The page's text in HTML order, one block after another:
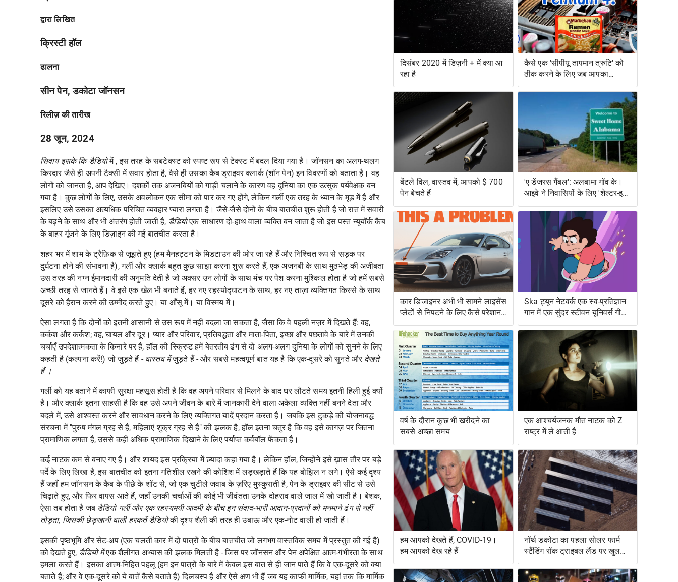
द्वारा लिखित
क्रिस्टी हॉल
ढालना
सीन पेन, डकोटा जॉनसन
रिलीज़ की तारीख
28 जून, 2024
सिवाय इसके कि डैडियोमें , इस तरह के सबटेक्स्ट को स्पष्ट रूप से टेक्स्ट में बदल दिया गया है। जॉनसन का अलग-थलग
किरदार जैसे ही अपनी टैक्सी में सवार होता है, वैसे ही उसका कैब ड्राइवर क्लार्क (शॉन पेन) इन विवरणों को बताता है। वह
लोगों को जानता है, आप देखिए। दशकों तक अजनबियों को गाड़ी चलाने के कारण वह दुनिया का एक उत्सुक पर्यवेक्षक बन
गया है। कुछ लोगों के लिए, उसके अवलोकन एक सीमा को पार कर गए होंगे, लेकिन गर्ली एक तरह के ध्यान के मूड में है और
इसलिए उसे उसका अत्यधिक परिचित व्यवहार प्यारा लगता है। जैसे-जैसे दोनों के बीच बातचीत शुरू होती है जो रात में सवारी
के बढ़ने के साथ और भी अंतरंग होती जाती है, डैडियोएक साधारण दो-हाथ वाला व्यक्ति बन जाता है जो इस पस्त न्यूयॉर्क कैब
के बाहर गूंजने के लिए डिज़ाइन की गई बातचीत करता है।
शहर भर में शाम के ट्रैफ़िक से जूझते हुए (हम मैनहट्टन के मिडटाउन की ओर जा रहे हैं और निश्चित रूप से सड़क पर
दुर्घटना होने की संभावना है), गर्ली और क्लार्क बहुत कुछ साझा करना शुरू करते हैं, एक अजनबी के साथ मुठभेड़ की अजीबता
उस तरह की नग्न ईमानदारी की अनुमति देती है जो अक्सर उन लोगों के साथ मंच पर पेश करना मुश्किल होता है जो हमें सबसे
अच्छी तरह से जानते हैं। वे इसे एक खेल भी बनाते हैं, हर नए रहस्योद्घाटन के साथ, हर नए ताज़ा व्यक्तिगत किस्से के साथ
दूसरे को हैरान करने की उम्मीद करते हुए। या आँसू में। या विस्मय में।
ऐसा लगता है कि दोनों को इतनी आसानी से उस रूप में नहीं बदला जा सकता है, जैसा कि वे पहली नज़र में दिखते हैं: वह,
कर्कश और कर्कश; वह, घायल और दूर। प्यार और परिवार, प्रतिबद्धता और माता-पिता, इच्छा और पछतावे के बारे में उनकी
चर्चाएँ उपदेशात्मकता के किनारे पर हैं, हॉल की स्क्रिप्ट हमें बेतरतीब ढंग से दो अलग-अलग दुनिया के लोगों को सुनने के लिए
कहती है (कल्पना करें!) जो जुड़ते हैं - वास्तव मेंजुड़ते हैं - और सबसे महत्वपूर्ण बात यह है कि एक-दूसरे को सुनते और देखते
हैं ।
गर्ली को यह बताने में काफी सुरक्षा महसूस होती है कि वह अपने परिवार से मिलने के बाद घर लौटते समय इतनी हिली हुई क्यों
है। और क्लार्क इतना साहसी है कि वह उसे अपने जीवन के बारे में जानकारी देने वाला अकेला व्यक्ति नहीं बनने देता और
बदले में, उसे आश्वस्त करने और सावधान करने के लिए व्यक्तिगत यादें प्रदान करता है। जबकि इस टुकड़े की योजनाबद्ध
संरचना में "पुरुष मंगल ग्रह से हैं, महिलाएं शुक्र ग्रह से हैं" की झलक है, हॉल इतना चतुर है कि वह इसे कागज़ पर जितना
प्रामाणिक लगता है, उससे कहीं अधिक प्रामाणिक दिखाने के लिए पर्याप्त कर्वबॉल फेंकता है।
कई नाटक कम से बनाए गए हैं। और शायद इस प्रक्रिया में ज़्यादा कहा गया है। लेकिन हॉल, जिन्होंने इसे ख़ास तौर पर बड़े
पर्दे के लिए लिखा है, इस बातचीत को इतना गतिशील रखने की कोशिश में लड़खड़ाते हैं कि यह बोझिल न लगे। ऐसे कई दृश्य
हैं जहाँ हम जॉनसन के कैब के पीछे के शॉट से, जो एक चुटीले जवाब के ज़रिए मुस्कुराती है, पेन के ड्राइवर की सीट से उसे
चिढ़ाते हुए, और फिर वापस आते हैं, जहाँ उनकी चर्चाओं की कोई भी जीवंतता उनके दोहराव वाले जाल में खो जाती है। बेशक,
ऐसा तब होता है जब डैडियो गर्ली और एक रहस्यमयी आदमी के बीच इन संवाद-भारी आदान-प्रदानों को मनमाने ढंग से नहीं
तोड़ता, जिसकी छेड़खानी वाली हरकतेंडैडियोकी दृश्य शैली की तरह ही उबाऊ और एक-नोट वाली हो जाती हैं।
इसकी पृष्ठभूमि और सेट-अप (एक चलती कार में दो पात्रों के बीच बातचीत जो लगभग वास्तविक समय में प्रस्तुत की गई है)
को देखते हुए, डैडियो मेंएक शैलीगत अभ्यास की झलक मिलती है - जिस पर जॉनसन और पेन अपेक्षित आत्म-गंभीरता के साथ
हमला करते हैं। इसका आत्म-निहित पहलू (हम इन पात्रों के बारे में केवल इस बात से ही जान पाते हैं कि वे एक-दूसरे को क्या
बताते हैं; और वे एक-दूसरे को ये बातें कैसे बताते हैं) दिलचस्प है और ऐसे क्षण भी हैं जब यह काफी मार्मिक, यहां तक ​​कि मार्मिक
दिसंबर 2020 में डिज़नी + में क्या आ
रहा है
कैसे एक 'सीपीयू तापमान त्रुटि' को
ठीक करने के लिए जब आपका
कंप्यूटर बहुत गर्म हो जाता है
बेंटले विल, वास्तव में, आपको $ 700
पेन बेचते हैं
'ए डेंजरस गैंबल': अलबामा गॉव के।
आइवे ने निवासियों के लिए 'शेल्टर-इन-
प्लेस' के लिए मना कर दिया, विशेष
रूप से जोखिम में काले अलबामा को
छोड़कर
कार डिजाइनर अभी भी सामने लाइसेंस
प्लेटों से निपटने के लिए कैसे परेशान
हैं
Ska ट्यून नेटवर्क एक स्व-प्रतिज्ञान
गान में एक सुंदर स्टीवन यूनिवर्स गीत
को बदल देता है
वर्ष के दौरान कुछ भी खरीदने का
सबसे अच्छा समय
एक आश्चर्यजनक मौत नाटक को Z
राष्ट्र में ले आती है
हम आपको देखते हैं, COVID-19।
हम आपको देख रहे हैं
नॉर्थ डकोटा का पहला सोलर फार्म
स्टैंडिंग रॉक ट्राइबल लैंड पर खुलता
है